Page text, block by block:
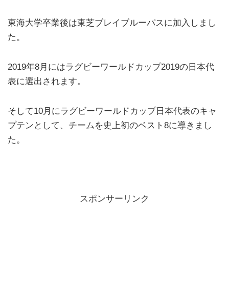
東海大学卒業後は東芝ブレイブルーパスに加入しまし
た。
2019年8月にはラグビーワールドカップ2019の日本代
表に選出されます。
そして10月にラグビーワールドカップ日本代表のキャ
プテンとして、チームを史上初のベスト8に導きまし
た。
スポンサーリンク